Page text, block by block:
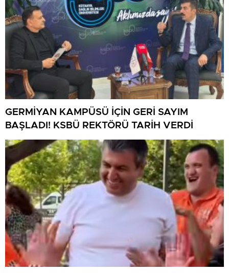
GERMİYAN KAMPÜSÜ İÇİN GERİ SAYIM
BAŞLADI! KSBÜ REKTÖRÜ TARİH VERDİ